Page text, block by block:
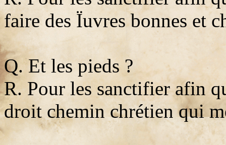
faire des Ïuvres bonnes et
Q. Et les pieds ?
R. Pour les sanctifier afin
droit chemin chrétien qui